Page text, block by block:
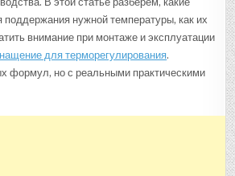
нужной температуры, как их
внимание при монтаже и эксплуатации
для терморегулирования.
формул, но с реальными практическими